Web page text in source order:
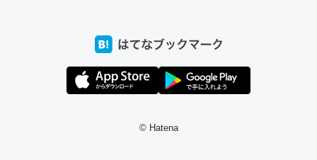
私も3年前ぐらいに祖母の家に設置した。ポケットWifiみ
たいなのでネット環境作ったけどAlexaしか使わないので
https://toyoshi.hatenablog.com/entry/2019/05/15/1805
© Hatena